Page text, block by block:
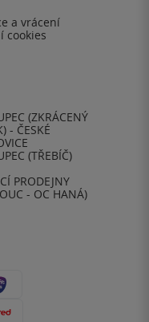
a vrácení
cookies
(ZKRÁCENÝ
- ČESKÉ
(TŘEBÍČ)
PRODEJNY
- OC HANÁ)